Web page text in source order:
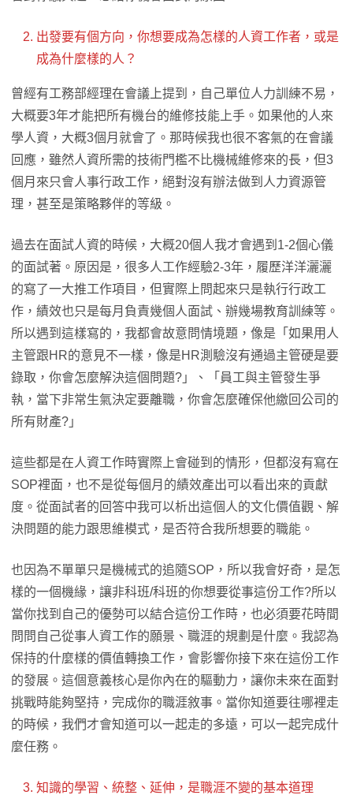
出發要有個方向，你想要成為怎樣的人資工作者，或是
成為什麼樣的人？
曾經有工務部經理在會議上提到，自己單位人力訓練不易，
大概要3年才能把所有機台的維修技能上手。如果他的人來
學人資，大概3個月就會了。那時候我也很不客氣的在會議
回應，雖然人資所需的技術門檻不比機械維修來的長，但3
個月來只會人事行政工作，絕對沒有辦法做到人力資源管
理，甚至是策略夥伴的等級。
過去在面試人資的時候，大概20個人我才會遇到1-2個心儀
的面試著。原因是，很多人工作經驗2-3年，履歷洋洋灑灑
的寫了一大推工作項目，但實際上問起來只是執行行政工
作，績效也只是每月負責幾個人面試、辦幾場教育訓練等。
所以遇到這樣寫的，我都會故意問情境題，像是「如果用人
主管跟HR的意見不一樣，像是HR測驗沒有通過主管硬是要
錄取，你會怎麼解決這個問題?」、「員工與主管發生爭
執，當下非常生氣決定要離職，你會怎麼確保他繳回公司的
所有財產?」
這些都是在人資工作時實際上會碰到的情形，但都沒有寫在
SOP裡面，也不是從每個月的績效產出可以看出來的貢獻
度。從面試者的回答中我可以析出這個人的文化價值觀、解
決問題的能力跟思維模式，是否符合我所想要的職能。
也因為不單單只是機械式的追隨SOP，所以我會好奇，是怎
樣的一個機緣，讓非科班/科班的你想要從事這份工作?所以
當你找到自己的優勢可以結合這份工作時，也必須要花時間
問問自己從事人資工作的願景、職涯的規劃是什麼。我認為
保持的什麼樣的價值轉換工作，會影響你接下來在這份工作
的發展。這個意義核心是你內在的驅動力，讓你未來在面對
挑戰時能夠堅持，完成你的職涯敘事。當你知道要往哪裡走
的時候，我們才會知道可以一起走的多遠，可以一起完成什
麼任務。
知識的學習、統整、延伸，是職涯不變的基本道理